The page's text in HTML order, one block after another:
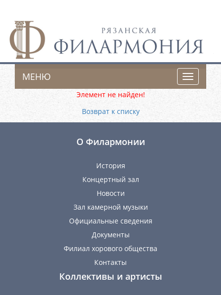
Toggle
МЕНЮ
Элемент не найден!
Возврат к списку
О Филармонии
История
Концертный зал
Новости
Зал камерной музыки
Официальные сведения
Документы
Филиал хорового общества
Контакты
Коллективы и артисты